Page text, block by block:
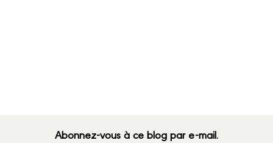
Abonnez-vous à ce blog par e-mail.